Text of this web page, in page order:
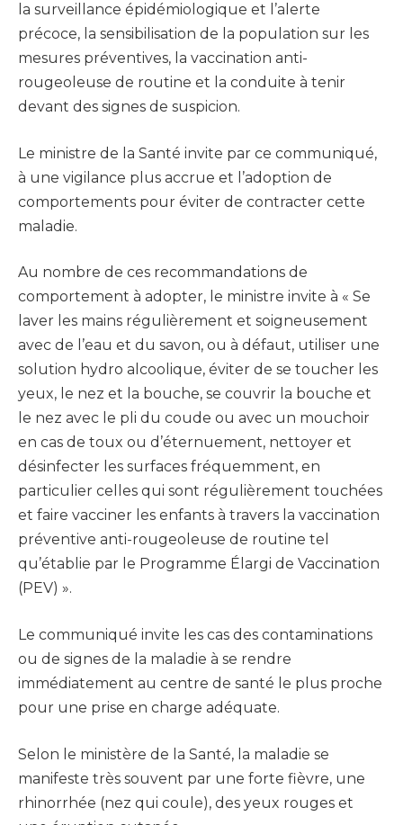
la surveillance épidémiologique et l’alerte
précoce, la sensibilisation de la population sur les
mesures préventives, la vaccination anti-
rougeoleuse de routine et la conduite à tenir
devant des signes de suspicion.
Le ministre de la Santé invite par ce communiqué,
à une vigilance plus accrue et l’adoption de
comportements pour éviter de contracter cette
maladie.
Au nombre de ces recommandations de
comportement à adopter, le ministre invite à « Se
laver les mains régulièrement et soigneusement
avec de l’eau et du savon, ou à défaut, utiliser une
solution hydro alcoolique, éviter de se toucher les
yeux, le nez et la bouche, se couvrir la bouche et
le nez avec le pli du coude ou avec un mouchoir
en cas de toux ou d’éternuement, nettoyer et
désinfecter les surfaces fréquemment, en
particulier celles qui sont régulièrement touchées
et faire vacciner les enfants à travers la vaccination
préventive anti-rougeoleuse de routine tel
qu’établie par le Programme Élargi de Vaccination
(PEV) ».
Le communiqué invite les cas des contaminations
ou de signes de la maladie à se rendre
immédiatement au centre de santé le plus proche
pour une prise en charge adéquate.
Selon le ministère de la Santé, la maladie se
manifeste très souvent par une forte fièvre, une
rhinorrhée (nez qui coule), des yeux rouges et